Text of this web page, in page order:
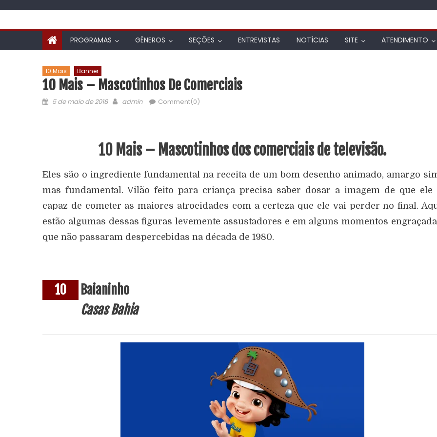
PROGRAMAS GÊNEROS SEÇÕES ENTREVISTAS NOTÍCIAS SITE ATENDIMENTO
10 Mais Banner
10 Mais – Mascotinhos De Comerciais
5 de maio de 2018 admin Comment(0)
10 Mais – Mascotinhos dos comerciais de televisão.
Eles são o ingrediente fundamental na receita de um bom desenho animado, amargo
mas fundamental. Vilão feito para criança precisa saber dosar a imagem de que ele
capaz de cometer as maiores atrocidades com a certeza que ele vai perder no final.
estão algumas dessas figuras levemente assustadores e em alguns momentos
que não passaram despercebidas na década de 1980.
10
Baianinho
Casas Bahia